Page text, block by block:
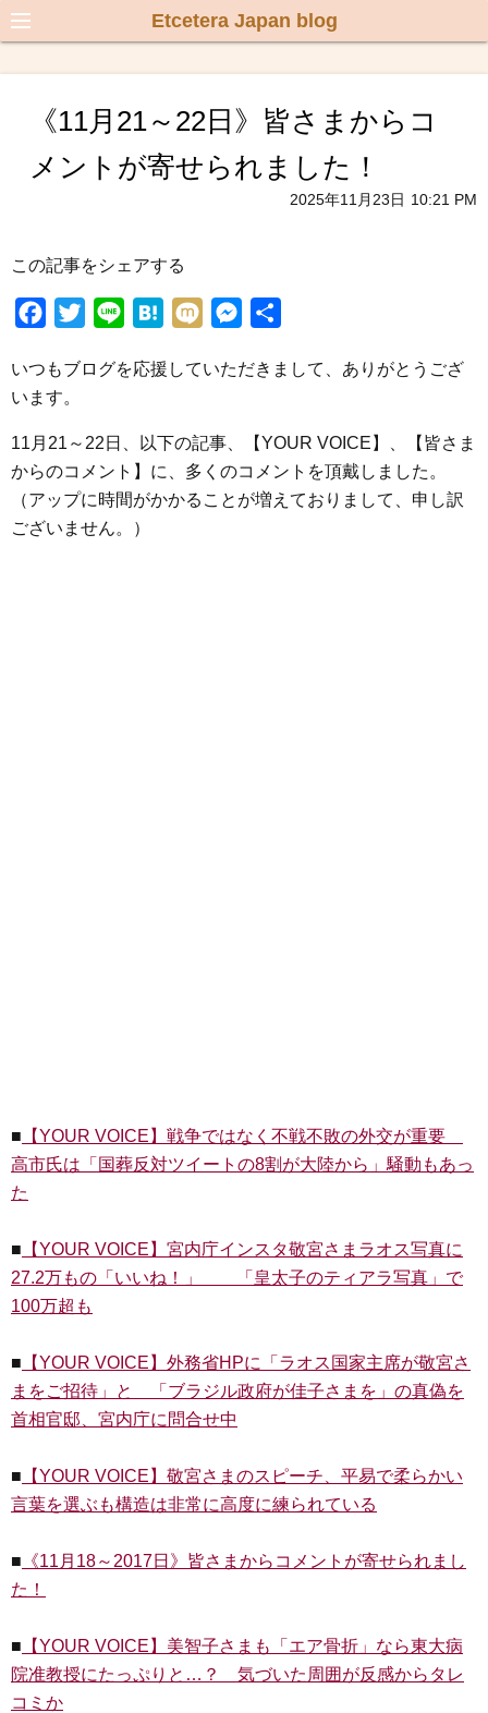
Etcetera Japan blog
《11月21～22日》皆さまからコ
メントが寄せられました！
2025年11月23日 10:21 PM
この記事をシェアする
c
e
b
o
o
k
i
t
e
r
n
H
t
n
a
M
x
s
n
g
いつもブログを応援していただきまして、ありがとうござ
います。
11月21～22日、以下の記事、【YOUR VOICE】、【皆さま
からのコメント】に、多くのコメントを頂戴しました。
（アップに時間がかかることが増えておりまして、申し訳
ございません。）
■ 【YOUR VOICE】戦争ではなく不戦不敗の外交が重要
高市氏は「国葬反対ツイートの8割が大陸から」騒動もあっ
た
■ 【YOUR VOICE】宮内庁インスタ敬宮さまラオス写真に
27.2万もの「いいね！」 「皇太子のティアラ写真」で
100万超も
■ 【YOUR VOICE】外務省HPに「ラオス国家主席が敬宮さ
まをご招待」と 「ブラジル政府が佳子さまを」の真偽を
首相官邸、宮内庁に問合せ中
■ 【YOUR VOICE】敬宮さまのスピーチ、平易で柔らかい
言葉を選ぶも構造は非常に高度に練られている
■ 《11月18～2017日》皆さまからコメントが寄せられまし
た！
■ 【YOUR VOICE】美智子さまも「エア骨折」なら東大病
院准教授にたっぷりと…？ 気づいた周囲が反感からタレ
コミか